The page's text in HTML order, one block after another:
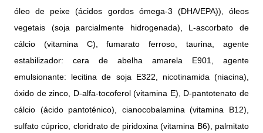
óleo de peixe (ácidos gordos ómega-3 (DHA/EPA)), óleos
vegetais (soja parcialmente hidrogenada), L-ascorbato de
cálcio (vitamina C), fumarato ferroso, taurina, agente
estabilizador: cera de abelha amarela E901, agente
emulsionante: lecitina de soja E322, nicotinamida (niacina),
óxido de zinco, D-alfa-tocoferol (vitamina E), D-pantotenato de
cálcio (ácido pantoténico), cianocobalamina (vitamina B12),
sulfato cúprico, cloridrato de piridoxina (vitamina B6), palmitato